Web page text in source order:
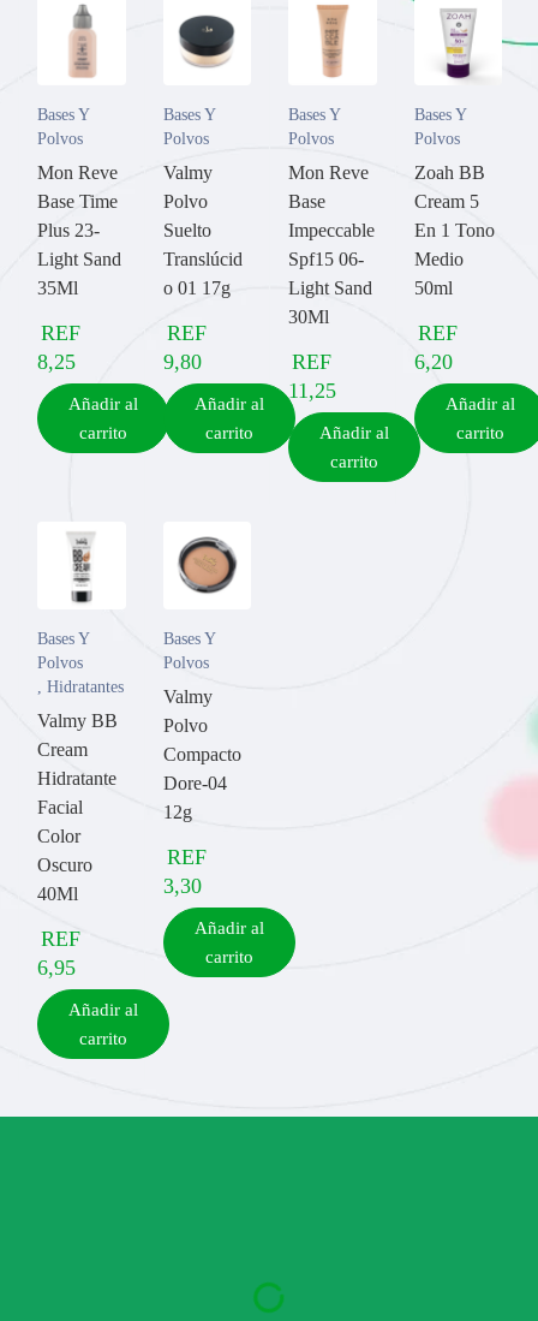
Bases Y
Polvos
Mon Reve
Base Time
Plus 23-
Light Sand
35Ml
REF
8,25
Añadir al
carrito
Bases Y
Polvos
Valmy
Polvo
Suelto
Translúcid
o 01 17g
REF
9,80
Añadir al
carrito
Bases Y
Polvos
Mon Reve
Base
Impeccable
Spf15 06-
Light Sand
30Ml
REF
11,25
Añadir al
carrito
Bases Y
Polvos
Zoah BB
Cream 5
En 1 Tono
Medio
50ml
REF
6,20
Añadir al
carrito
Bases Y
Polvos
, Hidratantes
Valmy BB
Cream
Hidratante
Facial
Color
Oscuro
40Ml
REF
6,95
Añadir al
carrito
Bases Y
Polvos
Valmy
Polvo
Compacto
Dore-04
12g
REF
3,30
Añadir al
carrito